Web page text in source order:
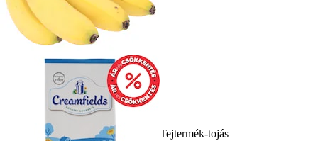
Tejtermék-tojás